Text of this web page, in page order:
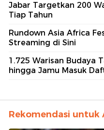
Jabar Targetkan 200
Tiap Tahun
Rundown Asia Africa
Streaming di Sini
1.725 Warisan Budaya
hingga Jamu Masuk
Rekomendasi untuk